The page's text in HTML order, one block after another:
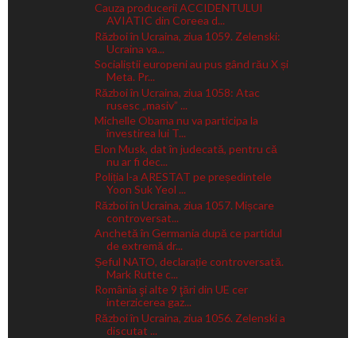
Cauza producerii ACCIDENTULUI
AVIATIC din Coreea d...
Război în Ucraina, ziua 1059. Zelenski:
Ucraina va...
Socialiștii europeni au pus gând rău X și
Meta. Pr...
Război în Ucraina, ziua 1058: Atac
rusesc „masiv” ...
Michelle Obama nu va participa la
învestirea lui T...
Elon Musk, dat în judecată, pentru că
nu ar fi dec...
Poliția l-a ARESTAT pe președintele
Yoon Suk Yeol ...
Război în Ucraina, ziua 1057. Mișcare
controversat...
Anchetă în Germania după ce partidul
de extremă dr...
Șeful NATO, declarație controversată.
Mark Rutte c...
România şi alte 9 ţări din UE cer
interzicerea gaz...
Război în Ucraina, ziua 1056. Zelenski a
discutat ...